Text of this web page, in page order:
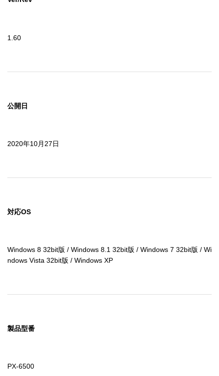
1.60
公開日
2020年10月27日
対応OS
Windows 8 32bit版 / Windows 8.1 32bit版 / Windows 7 32bit版 / Wi
ndows Vista 32bit版 / Windows XP
製品型番
PX-6500